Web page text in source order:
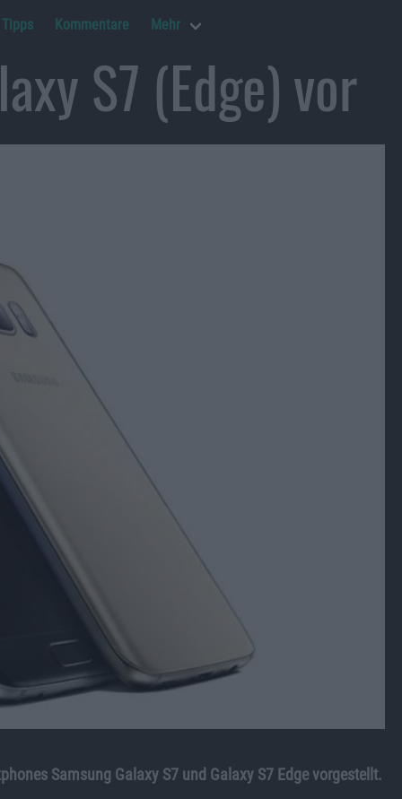
Tipps Kommentare Mehr
S7 (Edge) vor
Samsung Galaxy S7 und Galaxy S7 Edge vorgestellt.